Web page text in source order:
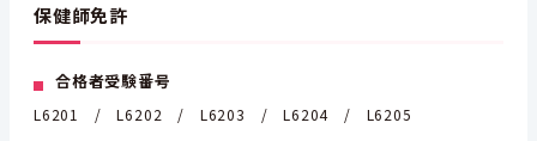
保健師免許
合格者受験番号
L6201 / L6202 / L6203 / L6204 / L6205